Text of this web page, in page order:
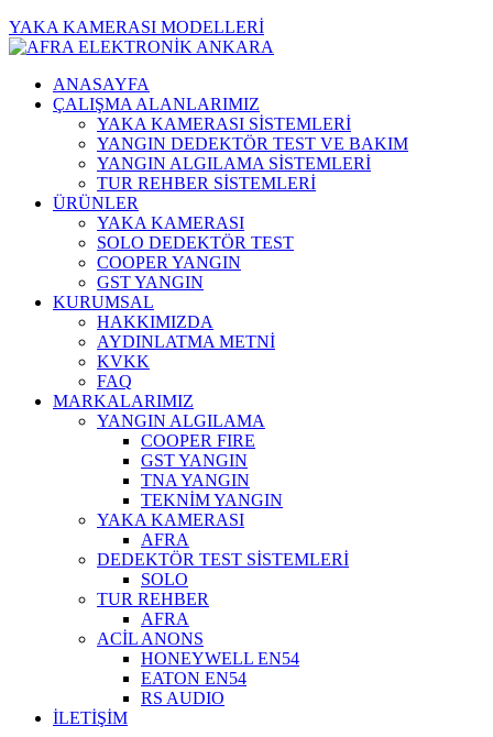
YAKA KAMERASI MODELLERİ
ANASAYFA
ÇALIŞMA ALANLARIMIZ
YAKA KAMERASI SİSTEMLERİ
YANGIN DEDEKTÖR TEST VE BAKIM
YANGIN ALGILAMA SİSTEMLERİ
TUR REHBER SİSTEMLERİ
ÜRÜNLER
YAKA KAMERASI
SOLO DEDEKTÖR TEST
COOPER YANGIN
GST YANGIN
KURUMSAL
HAKKIMIZDA
AYDINLATMA METNİ
KVKK
FAQ
MARKALARIMIZ
YANGIN ALGILAMA
COOPER FIRE
GST YANGIN
TNA YANGIN
TEKNİM YANGIN
YAKA KAMERASI
AFRA
DEDEKTÖR TEST SİSTEMLERİ
SOLO
TUR REHBER
AFRA
ACİL ANONS
HONEYWELL EN54
EATON EN54
RS AUDIO
İLETİŞİM